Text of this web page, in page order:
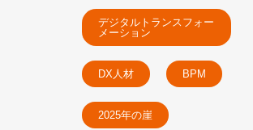
デジタルトランスフォー
メーション
DX人材 BPM
2025年の崖